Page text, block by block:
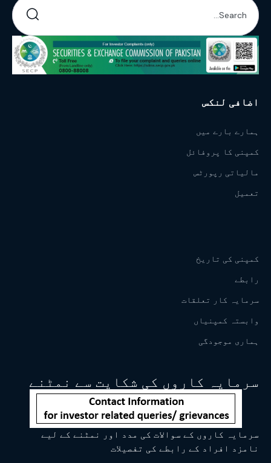
اضافی لنکس
ہمارے بارے میں
کمپنی کا پروفائل
مالیاتی رپورٹس
تعمیل
کمپنی کی تاریخ
رابطے
سرمایہ کار تعلقات
وابستہ کمپنیاں
ہماری موجودگی
سرمایہ کاروں کی شکایت سے نمٹنے
سرمایہ کاروں کے سوالات کی مدد اور نمٹنے کے لیے
نامزد افراد کے رابطے کی تفصیلات